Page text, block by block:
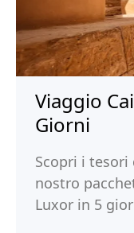
Viaggio
Giorni
Scopri i
nostro
Luxor in 5